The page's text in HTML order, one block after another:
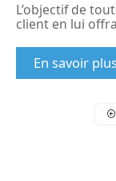
L’objectif de
client en lui
En savoir plus